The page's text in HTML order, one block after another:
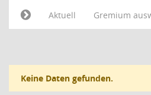
Aktuell
Gremium
Keine Daten gefunden.